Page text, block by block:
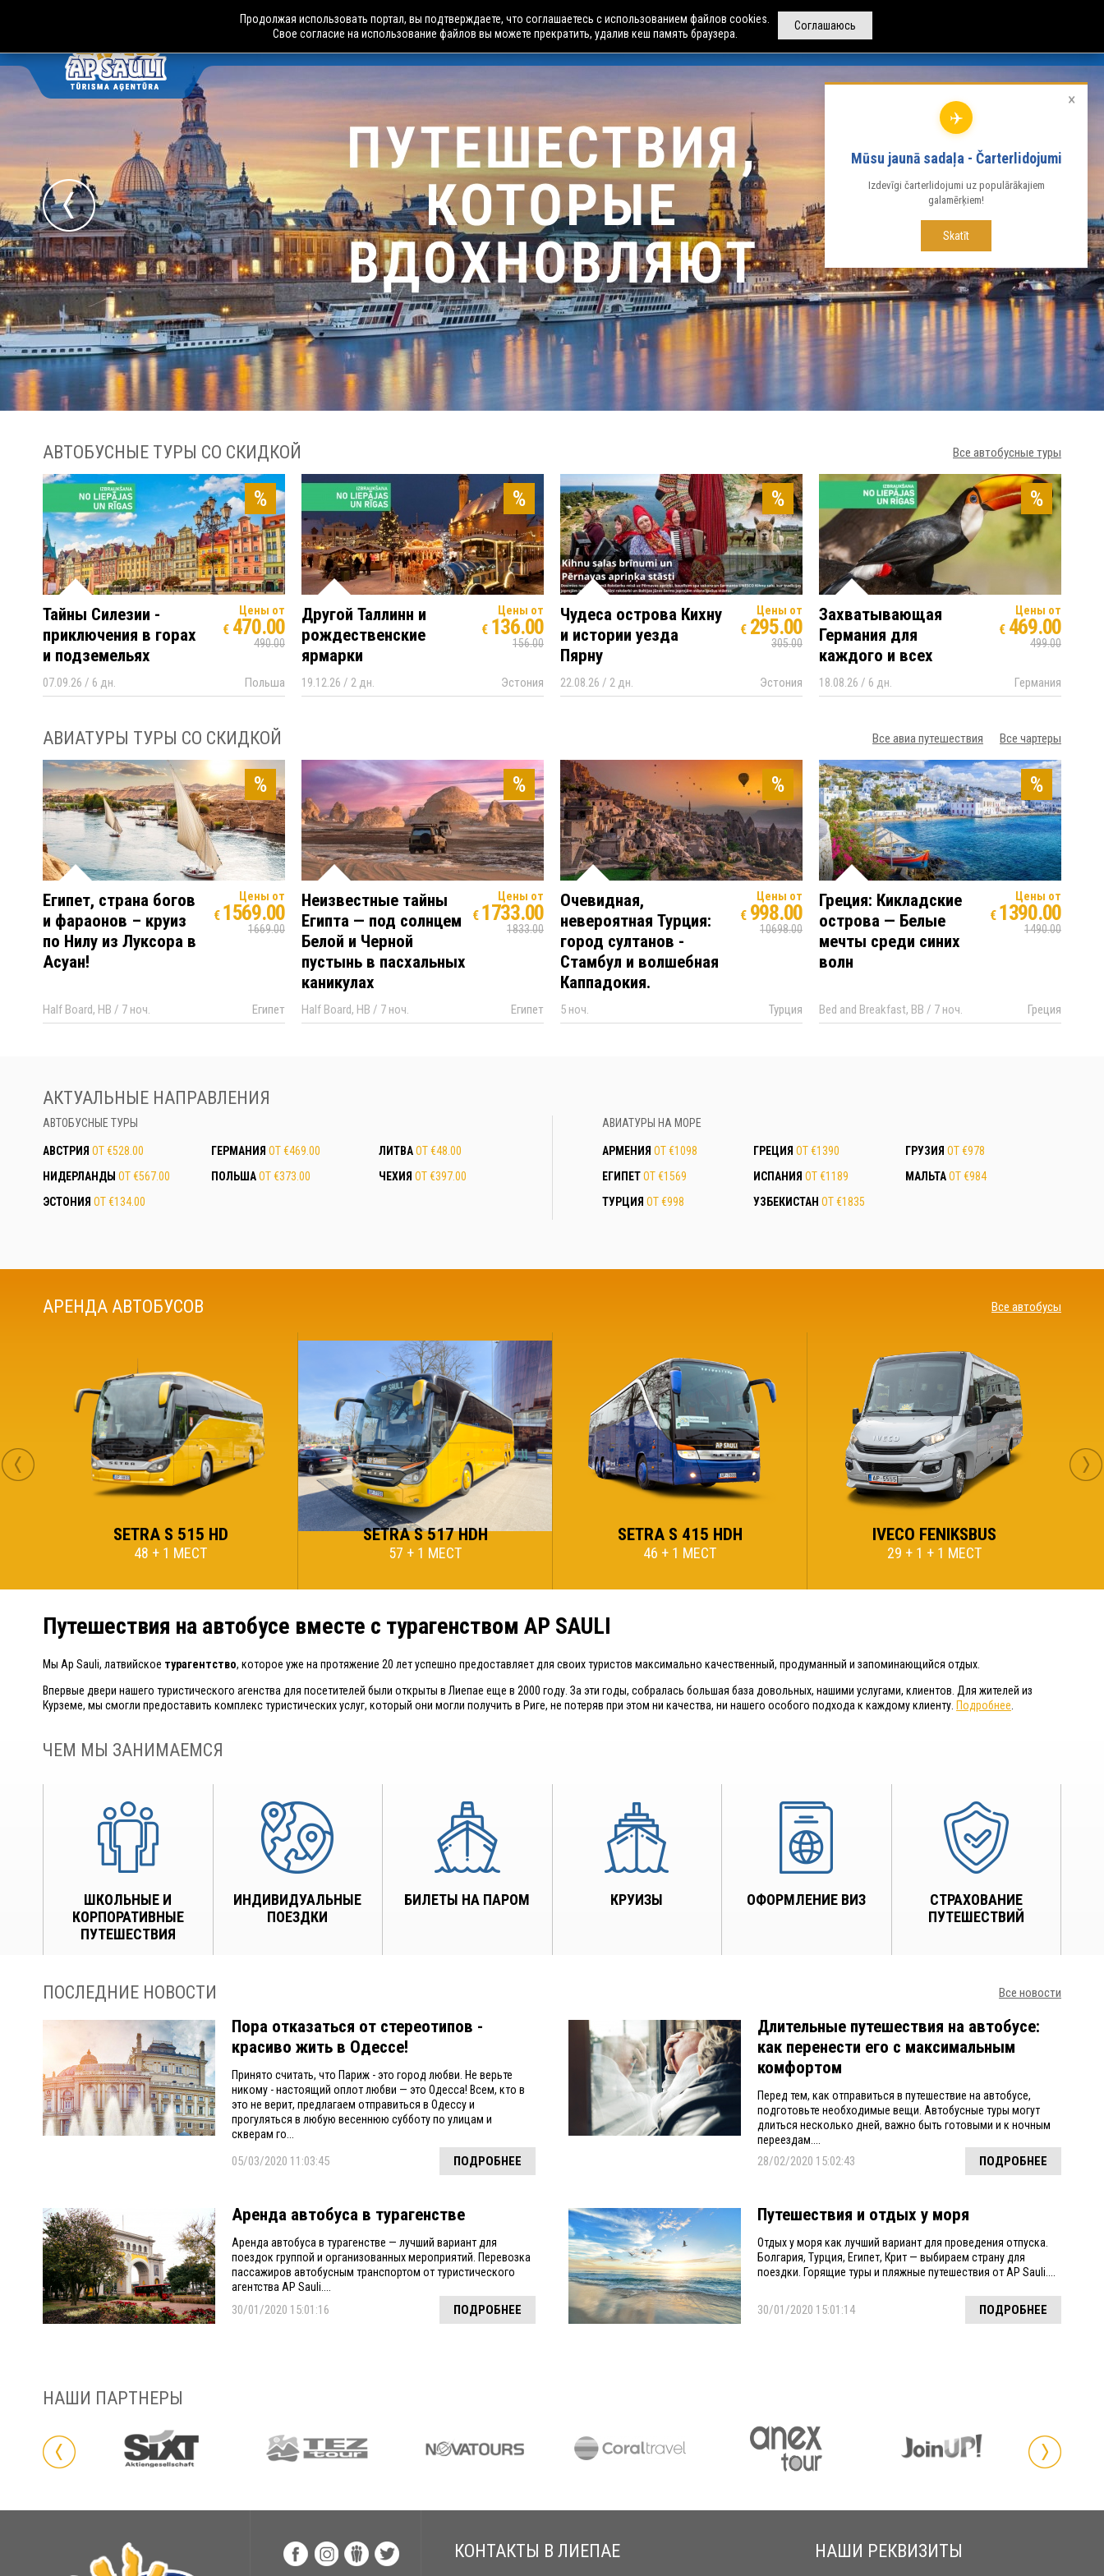
АВТОБУСНЫЕ ТУРЫ АВИА ПУТЕШЕСТВИЯ ЧАРТЕРЫ АРЕНДА АВТОБУСОВ
×
✈️
Mūsu jaunā sadaļa - Čarterlidojumi
Izdevīgi čarterlidojumi uz populārākajiem
galamērķiem!
Skatīt
АВТОБУСНЫЕ ТУРЫ СО СКИДКОЙ Все автобусные туры
%
Тайны Силезии -
приключения в горах
и подземельях
Цены от
€470.00
490.00
07.09.26 / 6 дн. Польша
%
Другой Таллинн и
рождественские
ярмарки
Цены от
€136.00
156.00
19.12.26 / 2 дн. Эстония
%
Чудеса острова Кихну
и истории уезда
Пярну
Цены от
€295.00
305.00
22.08.26 / 2 дн. Эстония
%
Захватывающая
Германия для
каждого и всех
Цены от
€469.00
499.00
18.08.26 / 6 дн. Германия
АВИАТУРЫ ТУРЫ СО СКИДКОЙ Все авиа путешествия Все чартеры
%
Египет, страна богов
и фараонов – круиз
по Нилу из Луксора в
Асуан!
Цены от
€1569.00
1669.00
Half Board, HB / 7 ноч. Египет
%
Неизвестные тайны
Египта — под солнцем
Белой и Черной
пустынь в пасхальных
каникулах
Цены от
€1733.00
1833.00
Half Board, HB / 7 ноч. Египет
%
Очевидная,
невероятная Турция:
город султанов -
Стамбул и волшебная
Каппадокия.
Цены от
€998.00
10698.00
5 ноч. Турция
%
Греция: Кикладские
острова — Белые
мечты среди синих
волн
Цены от
€1390.00
1490.00
Bed and Breakfast, BB / 7 ноч. Греция
АКТУАЛЬНЫЕ НАПРАВЛЕНИЯ
АВТОБУСНЫЕ ТУРЫ
АВСТРИЯ ОТ €528.00 ГЕРМАНИЯ ОТ €469.00 ЛИТВАОТ €48.00
НИДЕРЛАНДЫ ОТ €567.00 ПОЛЬША ОТ €373.00 ЧЕХИЯ ОТ €397.00
ЭСТОНИЯ ОТ €134.00
АВИАТУРЫ НА МОРЕ
АРМЕНИЯ ОТ €1098 ГРЕЦИЯ ОТ €1390 ГРУЗИЯ ОТ €978
ЕГИПЕТОТ €1569 ИСПАНИЯ ОТ €1189 МАЛЬТАОТ €984
ТУРЦИЯ ОТ €998 УЗБЕКИСТАН ОТ €1835
АРЕНДА АВТОБУСОВ Все автобусы
SETRA S 515 HD
48 + 1 МЕСТ
SETRA S 517 HDH
57 + 1 МЕСТ
SETRA S 415 HDH
46 + 1 МЕСТ
IVECO FENIKSBUS
29 + 1 + 1 МЕСТ
Путешествия на автобусе вместе с турагенством AP SAULI
Мы Ap Sauli, латвийское турагентство, которое уже на протяжение 20 лет успешно предоставляет для своих туристов максимально качественный, продуманный и запоминающийся отдых.
Впервые двери нашего туристического агенства для посетителей были открыты в Лиепае еще в 2000 году. За эти годы, собралась большая база довольных, нашими услугами, клиентов. Для жителей из
Курземе, мы смогли предоставить комплекс туристических услуг, который они могли получить в Риге, не потеряв при этом ни качества, ни нашего особого подхода к каждому клиенту. Подробнее
ЧЕМ МЫ ЗАНИМАЕМСЯ
ШКОЛЬНЫЕ И
КОРПОРАТИВНЫЕ
ПУТЕШЕСТВИЯ
ИНДИВИДУАЛЬНЫЕ
ПОЕЗДКИ
БИЛЕТЫ НА ПАРОМ КРУИЗЫ ОФОРМЛЕНИЕ ВИЗ
СТРАХОВАНИЕ
ПУТЕШЕСТВИЙ
ПОСЛЕДНИЕ НОВОСТИ Все новости
Пора отказаться от стереотипов -
красиво жить в Одессе!
Принято считать, что Париж - это город любви. Не верьте
никому - настоящий оплот любви — это Одесса! Всем, кто в
это не верит, предлагаем отправиться в Одессу и
прогуляться в любую весеннюю субботу по улицам и
скверам го...
05/03/2020 11:03:45 ПОДРОБНЕЕ
Длительные путешествия на автобусе:
как перенести его с максимальным
комфортом
Перед тем, как отправиться в путешествие на автобусе,
подготовьте необходимые вещи. Автобусные туры могут
длиться несколько дней, важно быть готовыми и к ночным
переездам....
28/02/2020 15:02:43 ПОДРОБНЕЕ
Аренда автобуса в турагенстве
Аренда автобуса в турагенстве — лучший вариант для
поездок группой и организованных мероприятий. Перевозка
пассажиров автобусным транспортом от туристического
агентства AP Sauli....
30/01/2020 15:01:16 ПОДРОБНЕЕ
Путешествия и отдых у моря
Отдых у моря как лучший вариант для проведения отпуска.
Болгария, Турция, Египет, Крит — выбираем страну для
поездки. Горящие туры и пляжные путешествия от AP Sauli....
30/01/2020 15:01:14 ПОДРОБНЕЕ
НАШИ ПАРТНЕРЫ
КОНТАКТЫ В ЛИЕПАЕ НАШИ РЕКВИЗИТЫ
Соглашаюсь
Продолжая использовать портал, вы подтверждаете, что соглашаетесь с использованием файлов cookies.
Свое согласие на использование файлов вы можете прекратить, удалив кеш память браузера.